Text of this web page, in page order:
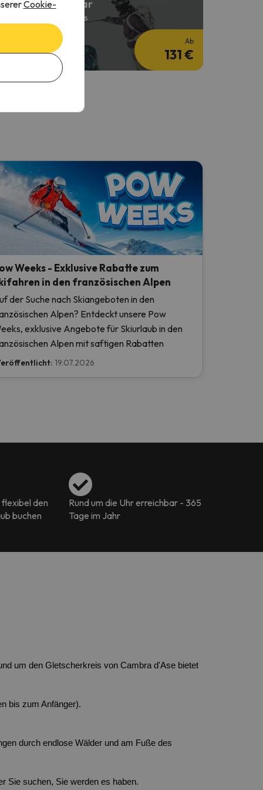
im Januar
Nächte + 2 Tage Skipass
Ab
131 €
Weeks - Exklusive Rabatte zum
in den französischen Alpen
der Suche nach Skiangeboten in den
Alpen? Entdeckt unsere Pow
exklusive Angebote für Skiurlaub in den
Alpen mit saftigen Rabatten
19.07.2026
flexibel den
buchen
Rund um die Uhr erreichbar - 365
Tage im Jahr
um den Gletscherkreis von Cambra d'Ase bietet
bis zum Anfänger).
durch endlose Wälder und am Fuße des
Sie suchen, Sie werden es haben.
Cookie-